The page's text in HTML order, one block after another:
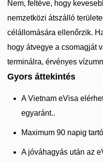
Nem, feltéve, hogy
nemzetközi átszálló
célállomására ellenőrzik.
hogy átvegye a csomagját
terminálra, érvényes
Gyors áttekintés
A Vietnam eVisa
egyaránt..
Maximum 90 napig
A jóváhagyás után az